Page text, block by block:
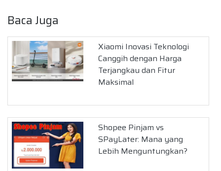
Baca Juga
Xiaomi Inovasi Teknologi
Canggih dengan Harga
Terjangkau dan Fitur
Maksimal
Shopee Pinjam vs
SPayLater: Mana yang
Lebih Menguntungkan?